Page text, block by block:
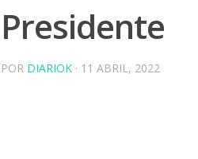
Presidente
POR DIARIOK · 11 ABRIL, 2022